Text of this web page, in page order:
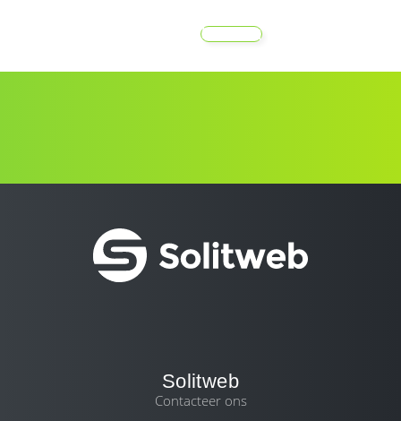
MENU
Solitweb
Contacteer ons